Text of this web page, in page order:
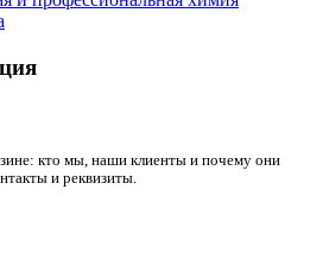
кто мы, наши клиенты и почему они
и реквизиты.